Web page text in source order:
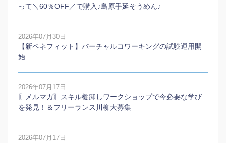
って＼60％OFF／で購入♪島原手延そうめん♪
2026年07月30日
【新ベネフィット】バーチャルコワーキングの試験運用開
始
2026年07月17日
〖メルマガ〗スキル棚卸しワークショップで今必要な学び
を発見！＆フリーランス川柳大募集
2026年07月17日